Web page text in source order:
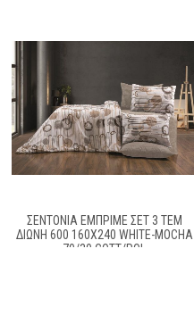
ΣΕΝΤΌΝΙΑ ΕΜΠΡΙΜΈ ΣΕΤ 3 ΤΕΜ
ΔΙΏΝΗ 600 160X240 WHITE-MOCHA
70/30 COTT/POL